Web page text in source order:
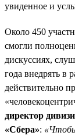
увиденное и
Около 450
смогли
дискуссиях,
года внедрять в
действительно
директор
«Сбера»: